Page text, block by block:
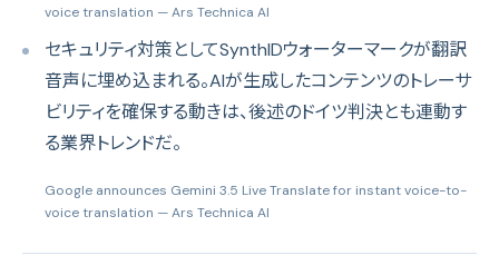
voice translation — Ars Technica AI
セキュリティ対策としてSynthIDウォーターマークが翻訳
音声に埋め込まれる。AIが生成したコンテンツのトレーサ
ビリティを確保する動きは、後述のドイツ判決とも連動す
る業界トレンドだ。
Google announces Gemini 3.5 Live Translate for instant voice-to-
voice translation — Ars Technica AI